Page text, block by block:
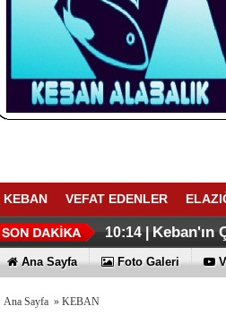
KEBAN VEFAT EDENLER
16:27 |ELAZIĞ
16:02 |Keban
10:14 | Keban'ın
Ana Sayfa Foto Galeri
Ana Sayfa » KEBAN